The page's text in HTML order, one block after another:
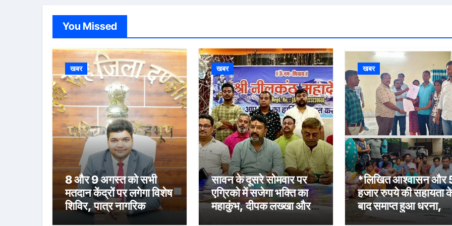
You Missed
खबर
8 और 9 अगस्त को सभी
मतदान केंद्रों पर लगेगा विशेष
शिविर, पात्र नागरिक
फॉर्म-6 और फॉर्म-8 भरें:
खबर
सावन के दूसरे सोमवार पर
एग्रिको में सजेगा भक्ति का
महाकुंभ, दीपक लख्खा और
खबर
*लिखित आश्वासन और
हजार रुपये की सहायता
बाद समाप्त हुआ धरना,
बिजली मिस्त्री रवि